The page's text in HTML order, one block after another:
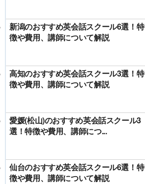
新潟のおすすめ英会話スクール6選！特
徴や費用、講師について解説
高知のおすすめ英会話スクール3選！特
徴や費用、講師について解説
愛媛(松山)のおすすめ英会話スクール3
選！特徴や費用、講師につ...
仙台のおすすめ英会話スクール6選！特
徴や費用、講師について解説